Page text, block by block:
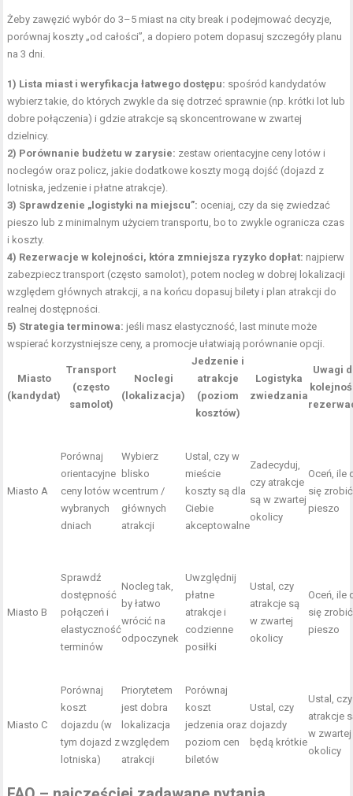
Żeby zawęzić wybór do 3–5 miast na city break i podejmować decyzje,
porównaj koszty „od całości”, a dopiero potem dopasuj szczegóły planu
na 3 dni.
1) Lista miast i weryfikacja łatwego dostępu: spośród kandydatów
wybierz takie, do których zwykle da się dotrzeć sprawnie (np. krótki lot lub
dobre połączenia) i gdzie atrakcje są skoncentrowane w zwartej
dzielnicy.
2) Porównanie budżetu w zarysie: zestaw orientacyjne ceny lotów i
noclegów oraz policz, jakie dodatkowe koszty mogą dojść (dojazd z
lotniska, jedzenie i płatne atrakcje).
3) Sprawdzenie „logistyki na miejscu”: oceniaj, czy da się zwiedzać
pieszo lub z minimalnym użyciem transportu, bo to zwykle ogranicza czas
i koszty.
4) Rezerwacje w kolejności, która zmniejsza ryzyko dopłat: najpierw
zabezpiecz transport (często samolot), potem nocleg w dobrej lokalizacji
względem głównych atrakcji, a na końcu dopasuj bilety i plan atrakcji do
realnej dostępności.
5) Strategia terminowa: jeśli masz elastyczność, last minute może
wspierać korzystniejsze ceny, a promocje ułatwiają porównanie opcji.
Miasto
(kandydat)
Transport
(często
samolot)
Noclegi
(lokalizacja)
Jedzenie i
atrakcje
(poziom
kosztów)
Logistyka
zwiedzania
Uwagi
Miasto A
Porównaj
orientacyjne
ceny lotów w
wybranych
dniach
Wybierz
blisko
centrum /
głównych
atrakcji
Ustal, czy w
mieście
koszty są dla
Ciebie
akceptowalne
Zadecyduj,
czy atrakcje
są w zwartej
okolicy
Oceń, ile
się zrobić
pieszo
Miasto B
Sprawdź
dostępność
połączeń i
elastyczność
terminów
Nocleg tak,
by łatwo
wrócić na
odpoczynek
Uwzględnij
płatne
atrakcje i
codzienne
posiłki
Ustal, czy
atrakcje są
w zwartej
okolicy
Oceń, ile
się zrobić
pieszo
Miasto C
Porównaj
koszt
dojazdu (w
tym dojazd z
lotniska)
Priorytetem
jest dobra
lokalizacja
względem
atrakcji
Porównaj
koszt
jedzenia oraz
poziom cen
biletów
Ustal, czy
dojazdy
będą krótkie
Ustal, czy
atrakcje
w zwartej
okolicy